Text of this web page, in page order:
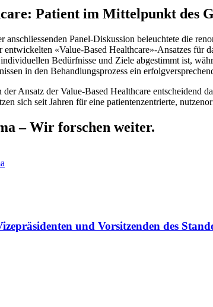
Patient im Mittelpunkt des
Panel-Diskussion beleuchtete die
«Value-Based Healthcare»-Ansatzes für
Bedürfnisse und Ziele abgestimmt ist,
in den Behandlungsprozess ein
Ansatz der Value-Based Healthcare entscheidend
sich seit Jahren für eine patientenzentrierte,
– Wir forschen weiter.
und Vorsitzenden des